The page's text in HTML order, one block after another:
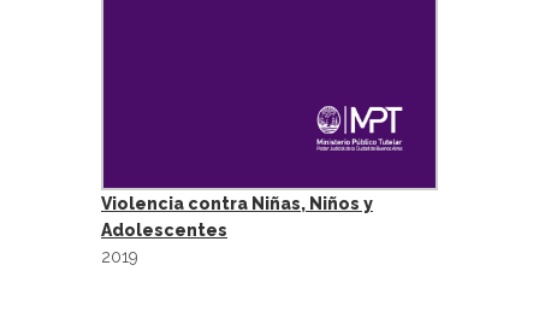
Violencia contra Niñas, Niños y
Adolescentes
2019